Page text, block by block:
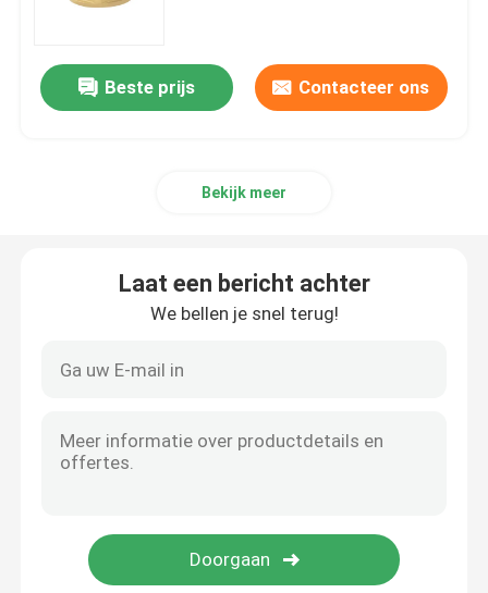
controleklep
Valve-manifold
Beste prijs Contacteer ons
Bekijk meer
Laat een bericht achter
We bellen je snel terug!